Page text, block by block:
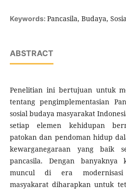
Keywords: Pancasila, Budaya,
ABSTRACT
Penelitian ini bertujuan untuk
tentang pengimplementasian
sosial budaya masyarakat
setiap elemen kehidupan
patokan dan pendoman hidup
kewarganegaraan yang baik
pancasila. Dengan banyaknya
muncul di era
masyakarat diharapkan untuk